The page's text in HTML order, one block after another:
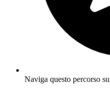
Naviga questo percorso su